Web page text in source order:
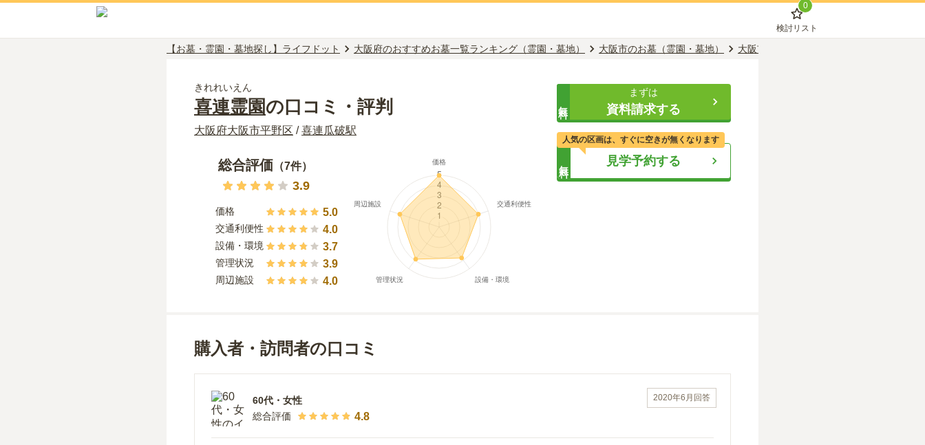
0
検討リスト
【お墓・霊園・墓地探し】ライフドット 大阪府のおすすめお墓一覧ランキング（霊園・墓地） 大阪市のお墓（霊園・墓地） 大阪市平野区のお墓（霊園・墓地）
きれれいえん
喜連霊園の口コミ・評判
大阪府大阪市平野区 /喜連瓜破駅
総合評価 （7件）
3.9
価格 5.0
交通利便性 4.0
設備・環境 3.7
管理状況 3.9
周辺施設 4.0
まずは
資料請求する
見学予約する
人気の区画は、すぐに空きが無くなります
購入者・訪問者の口コミ
2020年6月 回答
60代 ・ 女性
総合評価
4.8